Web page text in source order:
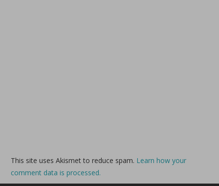
This site uses Akismet to reduce spam. Learn how your
comment data is processed.